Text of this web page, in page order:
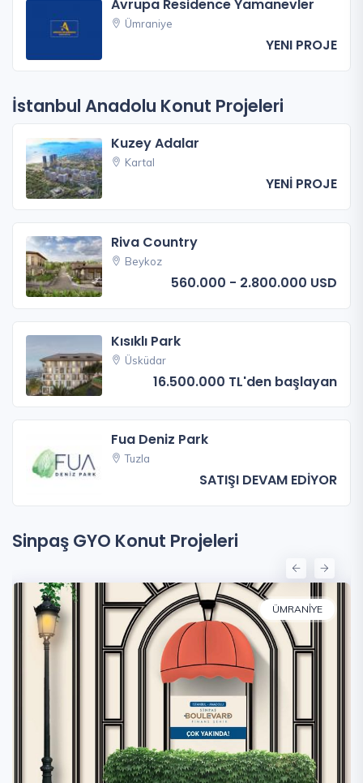
Avrupa Residence Yamanevler
Ümraniye
YENI PROJE
İstanbul Anadolu Konut Projeleri
Kuzey Adalar
Kartal
YENİ PROJE
Riva Country
Beykoz
560.000 - 2.800.000 USD
Kısıklı Park
Üsküdar
16.500.000 TL'den başlayan
Fua Deniz Park
Tuzla
SATIŞI DEVAM EDİYOR
Sinpaş GYO Konut Projeleri
ÜMRANIYE